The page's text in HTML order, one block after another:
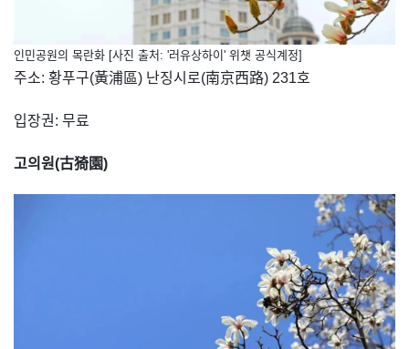
인민공원의 목란화 [사진 출처: '러유상하이' 위챗 공식계정]
주소: 황푸구(黃浦區) 난징시로(南京西路) 231호
입장권: 무료
고의원(古猗園)